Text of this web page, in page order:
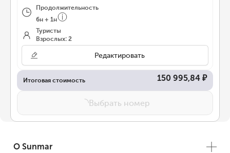
Продолжительность
6н + 1н
Туристы
Взрослых: 2
Редактировать
Итоговая стоимость 150 995,84 ₽
Выбрать номер
О Sunmar